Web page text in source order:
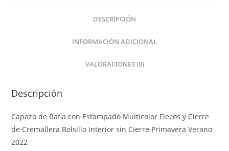
DESCRIPCIÓN
INFORMACIÓN ADICIONAL
VALORACIONES (0)
Descripción
Capazo de Rafia con Estampado Multicolor Flecos y Cierre
de Cremallera Bolsillo Interior sin Cierre Primavera Verano
2022